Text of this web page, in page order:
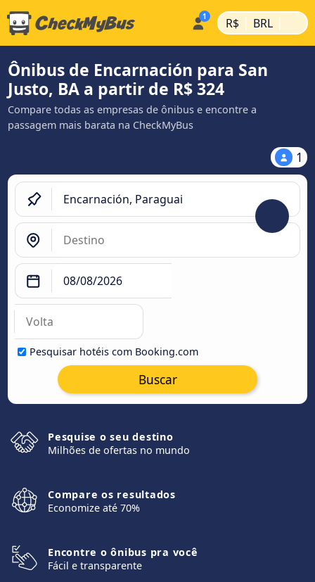
R$ | BRL |
Ônibus de Encarnación para San
Justo, BA a partir de R$ 324
Compare todas as empresas de ônibus e encontre a
passagem mais barata na CheckMyBus
1
Pesquisar hotéis com Booking.com
Buscar
Pesquise o seu destino
Milhões de ofertas no mundo
Compare os resultados
Economize até 70%
Encontre o ônibus pra você
Fácil e transparente